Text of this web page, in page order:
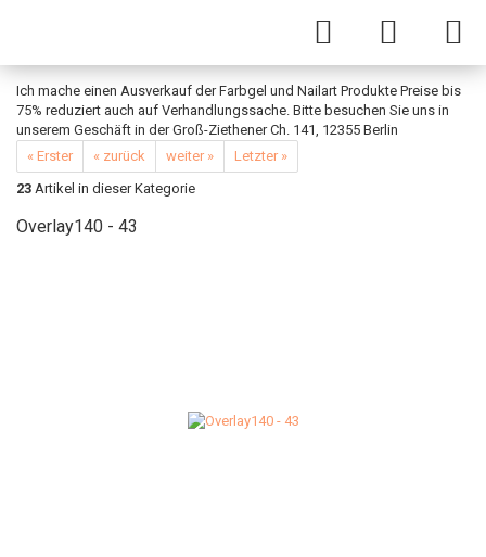
Ich mache einen Ausverkauf der Farbgel und Nailart Produkte Preise bis
75% reduziert auch auf Verhandlungssache. Bitte besuchen Sie uns in
unserem Geschäft in der Groß-Ziethener Ch. 141, 12355 Berlin
« Erster
« zurück weiter »
Letzter »
23 Artikel in dieser Kategorie
Overlay140 - 43